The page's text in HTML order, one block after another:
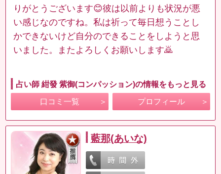
りがとうございます😊彼は以前よりも状況が悪
い感じなのですね。私は祈って毎日想うことし
かできないけど自分のできることをしようと思
いました。またよろしくお願いします🙇
占い師 紺發 紫御(コンパッション)の情報をもっと見る
口コミ一覧 プロフィール
藍那(あいな)